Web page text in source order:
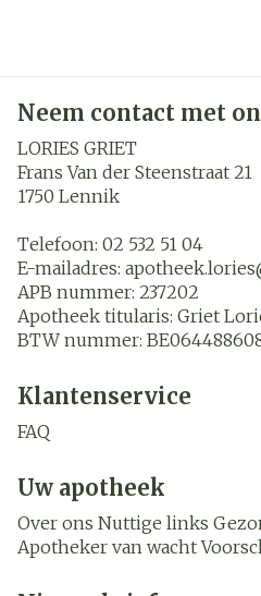
Neem contact met
LORIES GRIET
Frans Van der Steenstraat 21
1750 Lennik
Telefoon: 02 532 51 04
E-mailadres:
APB nummer: 237202
Apotheek titularis: Griet
BTW nummer:
Klantenservice
FAQ
Uw apotheek
Over ons Nuttige links
Apotheker van wacht